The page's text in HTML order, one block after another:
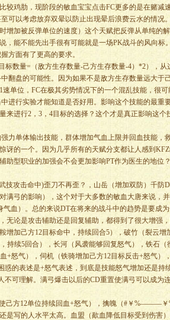
鸡肋，现阶段的敏血宝宝点击FC更多的是在赌减
可以考虑放弃双晕以防止出现晕后浪费云水的情况
增加被反弹单位的速度）这个天赋把反弹从单纯的
，能不能先出手很有可能就是一场PK战斗的风向标
方面有了更高的要求。
数量=（敌方生存数量-己方生存数量-4）*2），从
翻盘的可能性。因为如果不是敌方生存数量远大于
单位，FC在极其劣势情况下的一个混乱技能，很
进行实验才能知道是否好用。影响这个技能的最重
来进行2，3，4目标的选择？这个才是真正影响这个
单体输出技能，群体增加气血上限并回血技能，
讶的一个。因为几乎所有的天赋分支都让人感到
助型职业的加强会不会更加影响PT作为医生的地位
攻击命中)歪刀不再歪？，山岳（增加双防）千防
满弓的影响），这个对于大多数的敏血大唐来说，
血）。总的来说DT在将来的战斗中的趋势是要成为
论是攻击辅助还是回复辅助，都得到了很大增强
加己方12目标命中，持续回合5），破竹（裂云增
持续5回合），长河（风袭能够回复怒气），铁石（
+怒气），伺机（铁骑增加己方12目标反击+怒气）
的表述是+怒气表述，到底是技能怒气增加还是持
可理解。满弓爆击以后的CD重置使满弓可以成为
方12单位持续回血+怒气），擒魄（#￥%———￥
是写的人水平太高。血盟（歃血降低目标受到伤害